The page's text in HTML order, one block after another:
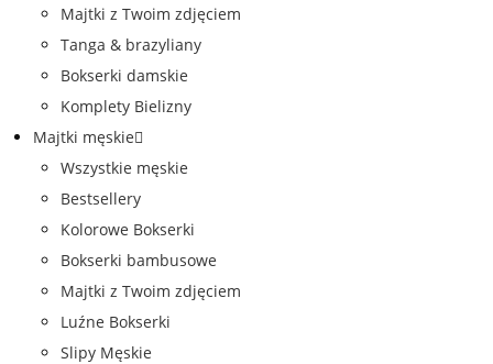
Majtki z Twoim zdjęciem
Tanga & brazyliany
Bokserki damskie
Komplety Bielizny
Majtki męskie
Wszystkie męskie
Bestsellery
Kolorowe Bokserki
Bokserki bambusowe
Majtki z Twoim zdjęciem
Luźne Bokserki
Slipy Męskie